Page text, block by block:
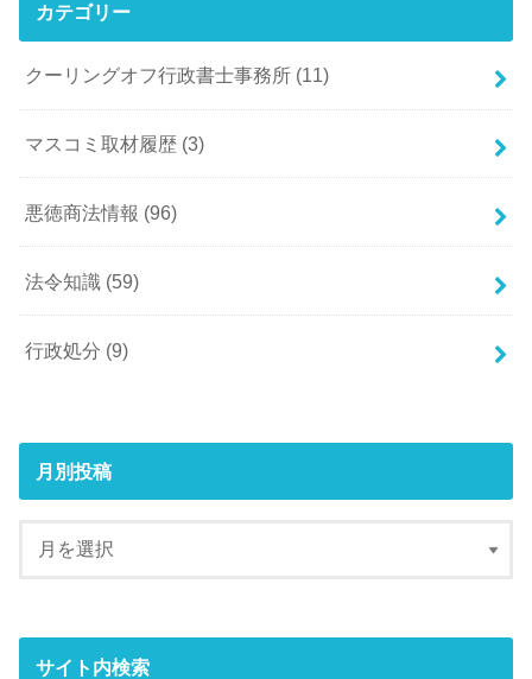
カテゴリー
クーリングオフ行政書士事務所 (11)
マスコミ取材履歴 (3)
悪徳商法情報 (96)
法令知識 (59)
行政処分 (9)
月別投稿
サイト内検索